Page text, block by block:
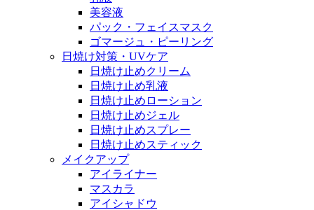
美容液
パック・フェイスマスク
ゴマージュ・ピーリング
日焼け対策・UVケア
日焼け止めクリーム
日焼け止め乳液
日焼け止めローション
日焼け止めジェル
日焼け止めスプレー
日焼け止めスティック
メイクアップ
アイライナー
マスカラ
アイシャドウ